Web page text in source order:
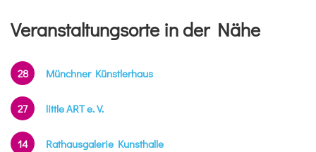
Veranstaltungsorte in der Nähe
28 Münchner Künstlerhaus
27 little ART e. V.
14 Rathausgalerie Kunsthalle